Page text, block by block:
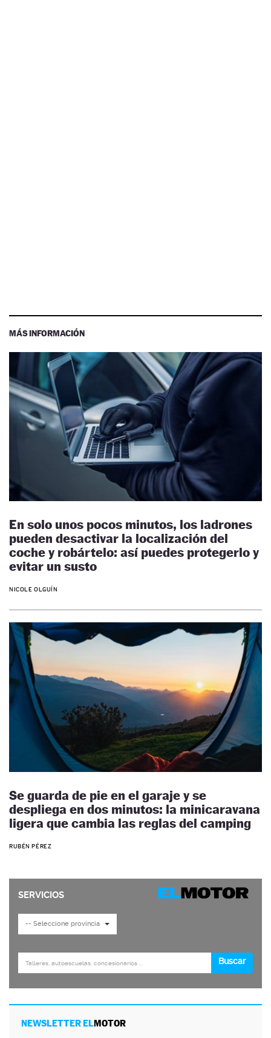
MÁS INFORMACIÓN
En solo unos pocos minutos, los ladrones
pueden desactivar la localización del
coche y robártelo: así puedes protegerlo y
evitar un susto
NICOLE OLGUÍN
Se guarda de pie en el garaje y se
despliega en dos minutos: la minicaravana
ligera que cambia las reglas del camping
RUBÉN PÉREZ
NEWSLETTER ELMOTOR